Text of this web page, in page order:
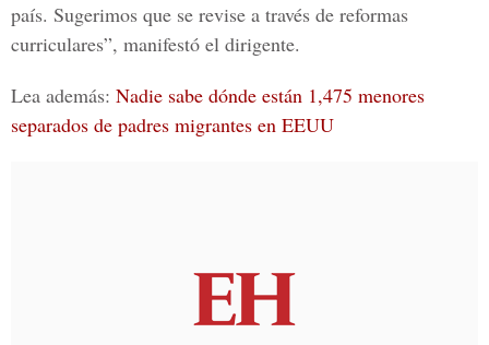
país. Sugerimos que se revise a través de reformas
curriculares”, manifestó el dirigente.
Lea además: Nadie sabe dónde están 1,475 menores
separados de padres migrantes en EEUU